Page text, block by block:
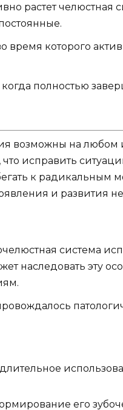
растет челюстная
время которого
полностью
возможны на любом
исправить
к радикальным
и развития
система
наследовать эту
его